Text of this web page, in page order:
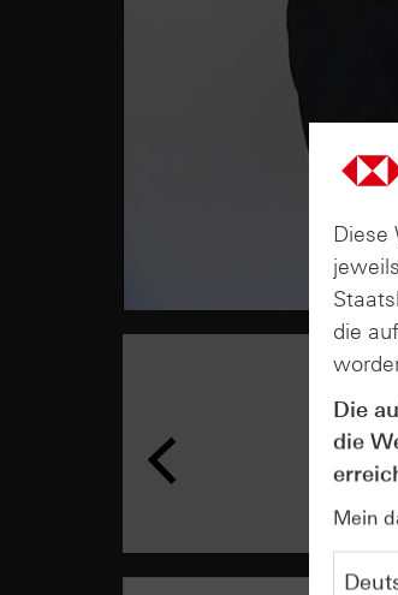
Diese
die
Die
die
Mein